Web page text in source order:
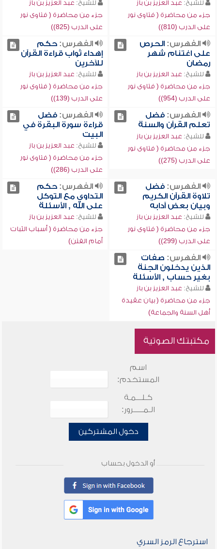
للشيخ: عبد العزيز بن باز
جزء من محاضرة ( فتاوى نور
على الدرب (810))
للشيخ: عبد العزيز بن باز
جزء من محاضرة ( فتاوى نور
على الدرب (825))
الفهرس:الحرص
على اغتنام شهر
رمضان
للشيخ: عبد العزيز بن باز
جزء من محاضرة ( فتاوى نور
على الدرب (954))
الفهرس:حكم
إهداء ثواب قراءة القرآن
للآخرين
للشيخ: عبد العزيز بن باز
جزء من محاضرة ( فتاوى نور
على الدرب (139))
الفهرس:فضل
تعلم القرآن والسنة
للشيخ: عبد العزيز بن باز
جزء من محاضرة ( فتاوى نور
على الدرب (275))
الفهرس:فضل
قراءة سورة البقرة في
البيت
للشيخ: عبد العزيز بن باز
جزء من محاضرة ( فتاوى نور
على الدرب (286))
الفهرس:فضل
تلاوة القرآن الكريم
وبيان بعض آدابه
للشيخ: عبد العزيز بن باز
جزء من محاضرة ( فتاوى نور
على الدرب (299))
الفهرس:حكم
التداوي مع التوكل
على الله , الأسئلة
للشيخ: عبد العزيز بن باز
جزء من محاضرة ( أسباب الثبات
أمام الفتن)
الفهرس: صفات
الذين يدخلون الجنة
بغير حساب , الأسئلة
للشيخ: عبد العزيز بن باز
جزء من محاضرة ( بيان عقيدة
أهل السنة والجماعة)
مكتبتك الصوتية
اسم
المستخدم:
كـلـــمـة
الـمـــــرور:
دخول المشتركين
أو الدخول بحساب
استرجاع الرمز السري